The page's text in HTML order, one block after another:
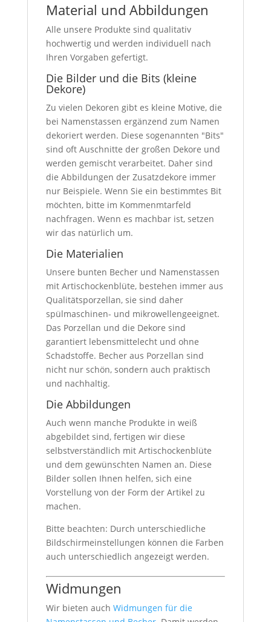
Material und Abbildungen
Alle unsere Produkte sind qualitativ
hochwertig und werden individuell nach
Ihren Vorgaben gefertigt.
Die Bilder und die Bits (kleine
Dekore)
Zu vielen Dekoren gibt es kleine Motive, die
bei Namenstassen ergänzend zum Namen
dekoriert werden. Diese sogenannten "Bits"
sind oft Auschnitte der großen Dekore und
werden gemischt verarbeitet. Daher sind
die Abbildungen der Zusatzdekore immer
nur Beispiele. Wenn Sie ein bestimmtes Bit
möchten, bitte im Kommenmtarfeld
nachfragen. Wenn es machbar ist, setzen
wir das natürlich um.
Die Materialien
Unsere bunten Becher und Namenstassen
mit Artischockenblüte, bestehen immer aus
Qualitätsporzellan, sie sind daher
spülmaschinen- und mikrowellengeeignet.
Das Porzellan und die Dekore sind
garantiert lebensmittelecht und ohne
Schadstoffe. Becher aus Porzellan sind
nicht nur schön, sondern auch praktisch
und nachhaltig.
Die Abbildungen
Auch wenn manche Produkte in weiß
abgebildet sind, fertigen wir diese
selbstverständlich mit Artischockenblüte
und dem gewünschten Namen an. Diese
Bilder sollen Ihnen helfen, sich eine
Vorstellung von der Form der Artikel zu
machen.
Bitte beachten: Durch unterschiedliche
Bildschirmeinstellungen können die Farben
auch unterschiedlich angezeigt werden.
Widmungen
Wir bieten auch Widmungen für die